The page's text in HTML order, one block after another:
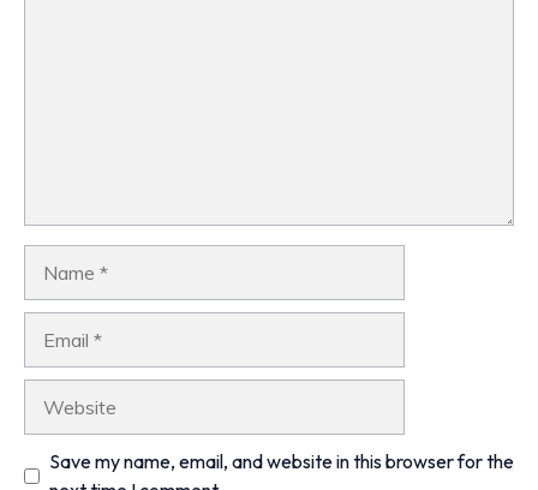
Save my name, email, and website in this browser for the